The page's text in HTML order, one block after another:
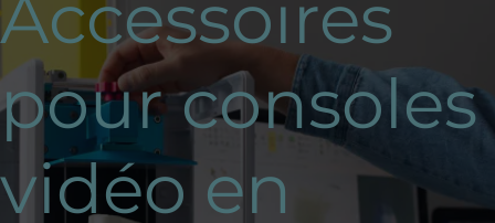
Accessoires
pour consoles
vidéo en